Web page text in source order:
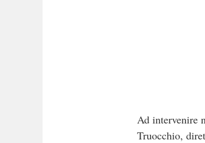
Ad intervenire
Truocchio,